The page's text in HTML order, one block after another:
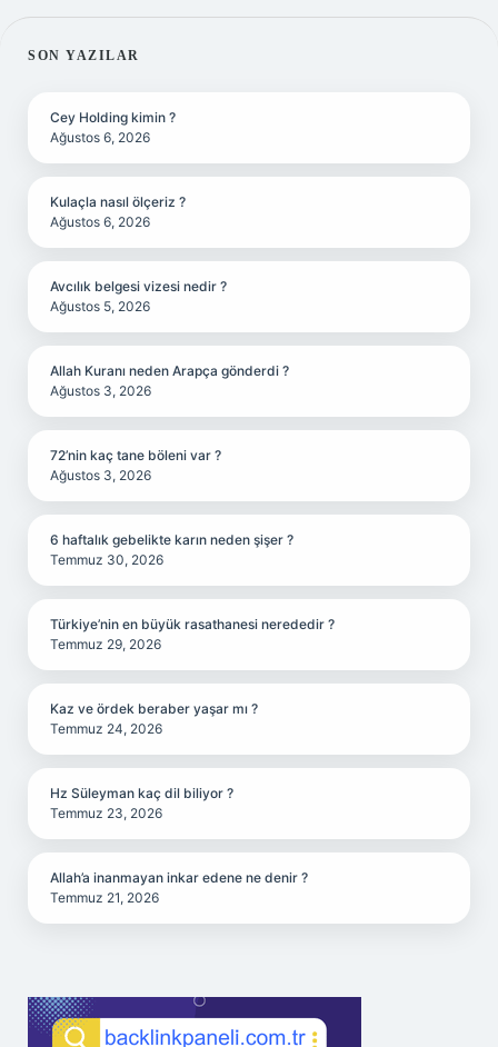
SIDEBAR
SON YAZILAR
Cey Holding kimin ?
Ağustos 6, 2026
Kulaçla nasıl ölçeriz ?
Ağustos 6, 2026
Avcılık belgesi vizesi nedir ?
Ağustos 5, 2026
Allah Kuranı neden Arapça gönderdi ?
Ağustos 3, 2026
72’nin kaç tane böleni var ?
Ağustos 3, 2026
6 haftalık gebelikte karın neden şişer ?
Temmuz 30, 2026
Türkiye’nin en büyük rasathanesi nerededir ?
Temmuz 29, 2026
Kaz ve ördek beraber yaşar mı ?
Temmuz 24, 2026
Hz Süleyman kaç dil biliyor ?
Temmuz 23, 2026
Allah’a inanmayan inkar edene ne denir ?
Temmuz 21, 2026